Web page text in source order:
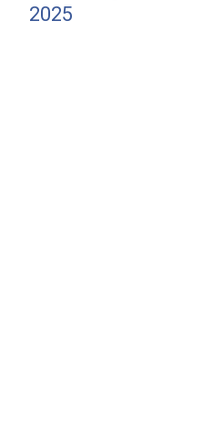
2025